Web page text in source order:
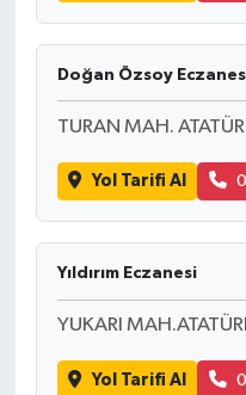
Doğan Özsoy
TURAN MAH.
Yol Tarifi Al
Yıldırım Eczanesi
YUKARI
Yol Tarifi Al